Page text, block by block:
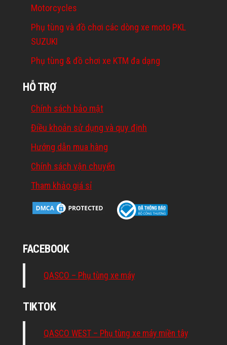
Motorcycles
Phụ tùng và đồ chơi các dòng xe moto PKL
SUZUKI
Phụ tùng & đồ chơi xe KTM đa dạng
HỖ TRỢ
Chính sách bảo mật
Điều khoản sử dụng và quy định
Hướng dẫn mua hàng
Chính sách vận chuyển
Tham khảo giá sỉ
FACEBOOK
QASCO – Phụ tùng xe máy
TIKTOK
QASCO WEST – Phụ tùng xe máy miền tây